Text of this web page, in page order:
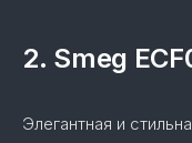
2. Smeg
Элегантная и